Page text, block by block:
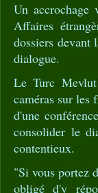
Un
Affaires
dossiers devant
dialogue.
Le Turc
caméras sur les
d'une
consolider le
contentieux.
"Si vous portez
obligé d'y